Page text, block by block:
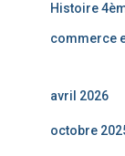
Histoire
commerce
avril 2026
octobre